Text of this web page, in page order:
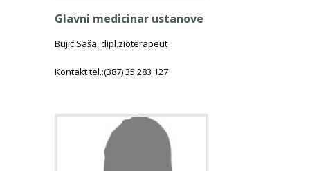
Glavni medicinar ustanove
Bujić Saša, dipl.fizioterapeut
Kontakt tel.:(387) 35 283 127